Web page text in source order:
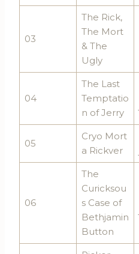
03
The Rick,
The Mort
& The
Ugly
04
The Last
Temptatio
n of Jerry
05
Cryo Mort
a Rickver
06
The
Curicksou
s Case of
Bethjamin
Button